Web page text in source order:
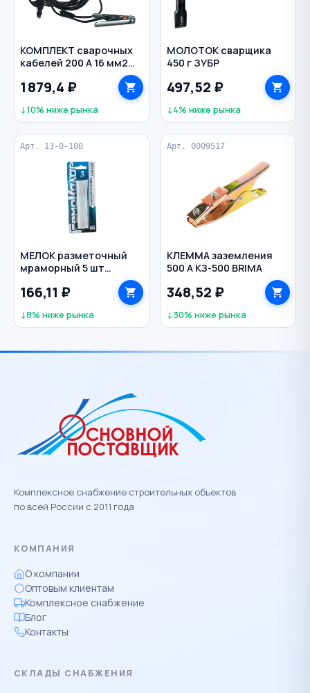
КОМПЛЕКТ сварочных
кабелей 200 А 16 мм2
5+4 м KIT-20 QUATTRO
ELEMENTI
1 879,4 ₽
↓10% ниже рынка
МОЛОТОК сварщика
450 г ЗУБР
497,52 ₽
↓4% ниже рынка
Арт. 13-0-100
МЕЛОК разметочный
мраморный 5 шт
166,11 ₽
↓8% ниже рынка
Арт. 0009517
КЛЕММА заземления
500 А КЗ-500 BRIMA
348,52 ₽
↓30% ниже рынка
Комплексное снабжение строительных объектов
по всей России с 2011 года
КОМПАНИЯ
О компании
Оптовым клиентам
Комплексное снабжение
Блог
Контакты
СКЛАДЫ СНАБЖЕНИЯ